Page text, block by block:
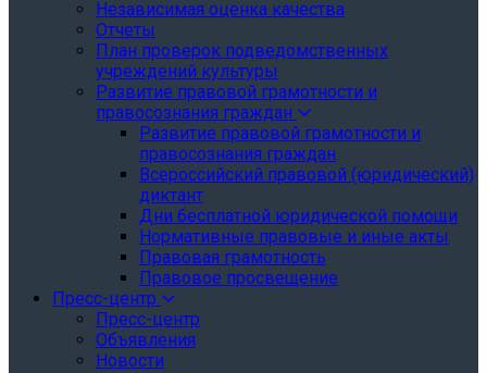
Независимая оценка качества
Отчеты
План проверок подведомственных
учреждений культуры
Развитие правовой грамотности и
правосознания граждан
Развитие правовой грамотности и
правосознания граждан
Всероссийский правовой (юридический)
диктант
Дни бесплатной юридической помощи
Нормативные правовые и иные акты
Правовая грамотность
Правовое просвещение
Пресс-центр
Пресс-центр
Объявления
Новости